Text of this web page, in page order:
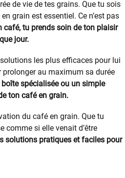
de vie de tes grains. Que tu sois
grain est essentiel. Ce n’est pas
café, tu prends soin de ton plaisir
jour.
les plus efficaces pour lui
au maximum sa durée
spécialisée ou un simple
ton café en grain.
du café en grain. Que tu
comme si elle venait d’être
solutions pratiques et faciles pour